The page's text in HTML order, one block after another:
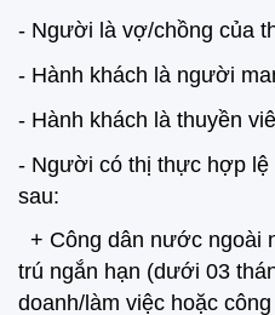
- Người là vợ/chồng của
- Hành khách là người
- Hành khách là thuyền
- Người có thị thực hợp lệ
sau:
+ Công dân nước ngoài
trú ngắn hạn (dưới 03
doanh/làm việc hoặc